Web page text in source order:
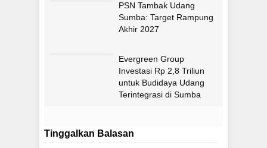
PSN Tambak Udang
Sumba: Target Rampung
Akhir 2027
Evergreen Group
Investasi Rp 2,8 Triliun
untuk Budidaya Udang
Terintegrasi di Sumba
Tinggalkan Balasan